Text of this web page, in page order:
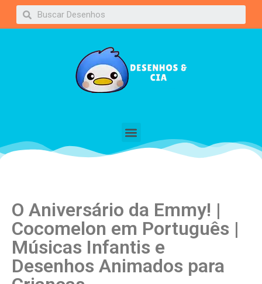
O Aniversário da Emmy! |
Cocomelon em Português |
Músicas Infantis e
Desenhos Animados para